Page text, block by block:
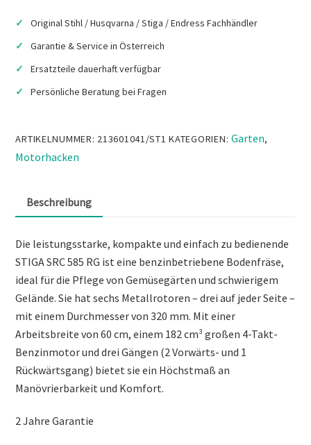
MengeOriginal Stihl / Husqvarna / Stiga / Endress Fachhändler
Garantie & Service in Österreich
Ersatzteile dauerhaft verfügbar
Persönliche Beratung bei Fragen
ARTIKELNUMMER: 213601041/ST1 KATEGORIEN: Garten,
Motorhacken
Beschreibung
Die leistungsstarke, kompakte und einfach zu bedienende
STIGA SRC 585 RG ist eine benzinbetriebene Bodenfräse,
ideal für die Pflege von Gemüsegärten und schwierigem
Gelände. Sie hat sechs Metallrotoren – drei auf jeder Seite –
mit einem Durchmesser von 320 mm. Mit einer
Arbeitsbreite von 60 cm, einem 182 cm³ großen 4-Takt-
Benzinmotor und drei Gängen (2 Vorwärts- und 1
Rückwärtsgang) bietet sie ein Höchstmaß an
Manövrierbarkeit und Komfort.
2 Jahre Garantie